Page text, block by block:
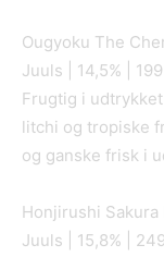
Ougyoku The
Juuls | 14,5% |
Frugtig i
litchi og tropiske
og ganske frisk i
Honjirushi Sakura
Juuls | 15,8% |